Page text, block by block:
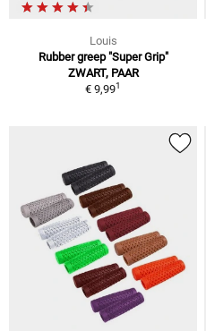
Louis
Rubber greep "Super Grip"
ZWART, PAAR
€ 9,991